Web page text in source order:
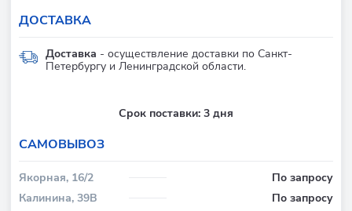
ДОСТАВКА
Доставка - осуществление доставки по Санкт-
Петербургу и Ленинградской области.
Срок поставки: 3 дня
CАМОВЫВОЗ
Якорная, 16/2
По запросу
Калинина, 39В
По запросу